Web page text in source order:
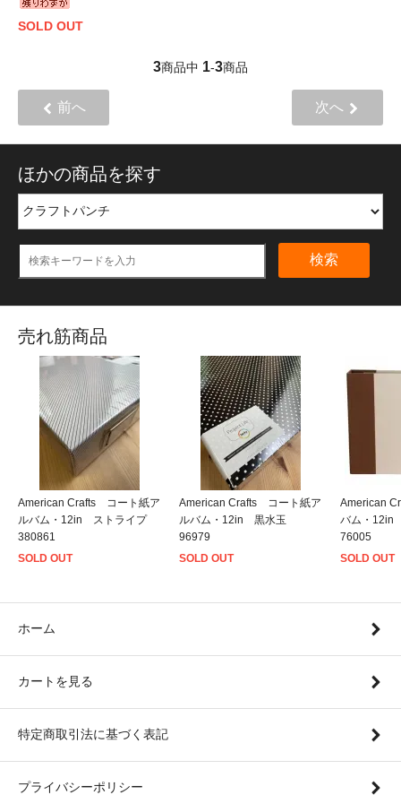
SOLD OUT
3商品中 1-3商品
前へ 次へ
ほかの商品を探す
検索
売れ筋商品
American Crafts コート紙ア
ルバム・12in ストライプ
380861
SOLD OUT
American Crafts コート紙ア
ルバム・12in 黒水玉
96979
SOLD OUT
American
バム・
76005
SOLD OUT
ホーム
カートを見る
特定商取引法に基づく表記
プライバシーポリシー